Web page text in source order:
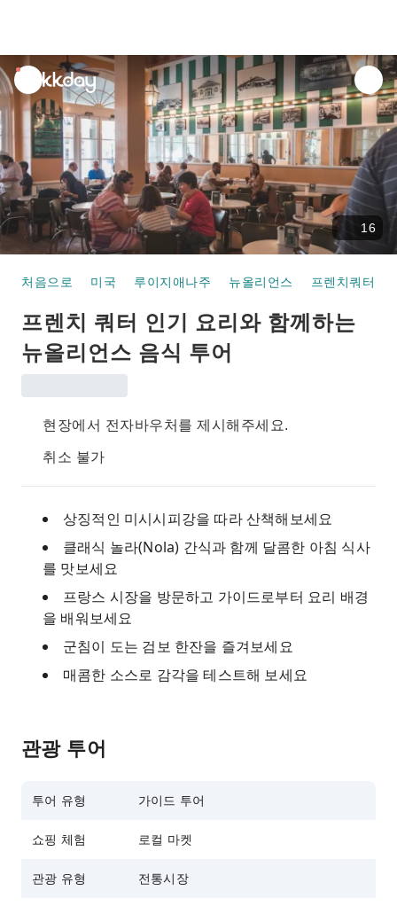
unread
notifications
16
처음으로 미국 루이지애나주 뉴올리언스 프렌치쿼터
프렌치 쿼터 인기 요리와 함께하는
뉴올리언스 음식 투어
현장에서 전자바우처를 제시해주세요.
취소 불가
상징적인 미시시피강을 따라 산책해보세요
클래식 놀라(Nola) 간식과 함께 달콤한 아침 식사
를 맛보세요
프랑스 시장을 방문하고 가이드로부터 요리 배경
을 배워보세요
군침이 도는 검보 한잔을 즐겨보세요
매콤한 소스로 감각을 테스트해 보세요
관광 투어
투어 유형 가이드 투어
쇼핑 체험 로컬 마켓
관광 유형 전통시장